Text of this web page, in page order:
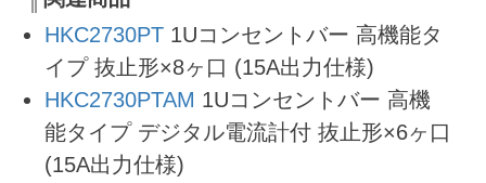
HKC2730PT1Uコンセントバー 高機能タ
イプ 抜止形×8ヶ口 (15A出力仕様)
HKC2730PTAM 1Uコンセントバー 高機
能タイプ デジタル電流計付 抜止形×6ヶ口
(15A出力仕様)